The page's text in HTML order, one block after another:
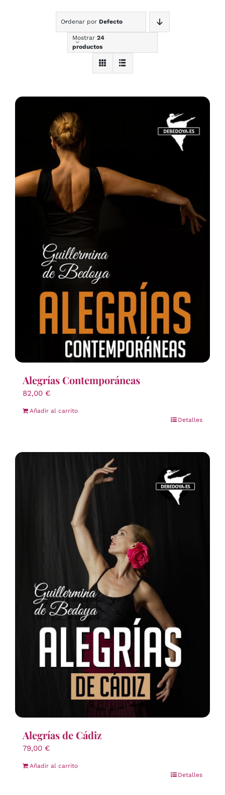
Ordenar por Defecto
Mostrar 24
productos
Alegrías Contemporáneas
82,00 €
Añadir al carrito
Detalles
Alegrías de Cádiz
79,00 €
Añadir al carrito
Detalles